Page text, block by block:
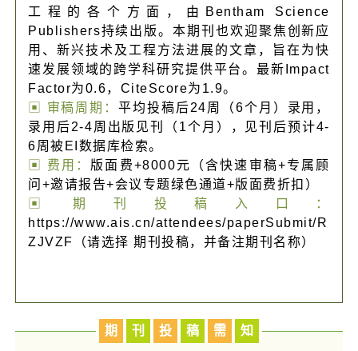
工程的各个方面，由Bentham Science
Publishers持续出版。本期刊也欢迎聚焦创新应
用、新兴技术及工程方法进展的文章，旨在为快
速发展领域的跨学科研究提供平台。最新Impact
Factor为0.6，CiteScore为1.9。
▣ 审稿周期：平均投稿后24周（6个月）录用，
录用后2-4周出版见刊（1个月），见刊后预计4-
6周被EI数据库检索。
▣ 费用： 版面费+8000元（含快速审稿+专属顾
问+邀请报告+会议专题绿色通道+版面费折扣）
▣ 期刊投稿入口：
https://www.ais.cn/attendees/paperSubmit/R
ZJVZF（请选择 期刊投稿，并备注期刊名称）
期 刊 投 稿 需 知